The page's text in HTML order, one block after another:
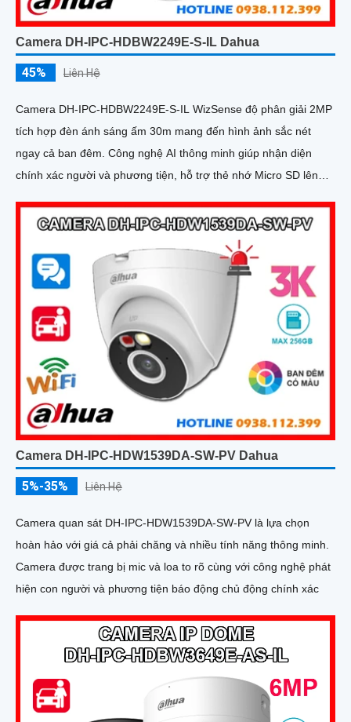
Camera DH-IPC-HDBW2249E-S-IL Dahua
45% Liên Hệ
Camera DH-IPC-HDBW2249E-S-IL WizSense độ phân giải 2MP
tích hợp đèn ánh sáng ấm 30m mang đến hình ảnh sắc nét
ngay cả ban đêm. Công nghệ AI thông minh giúp nhận diện
chính xác người và phương tiện, hỗ trợ thẻ nhớ Micro SD lên
Camera DH-IPC-HDW1539DA-SW-PV Dahua
5%-35% Liên Hệ
Camera quan sát DH-IPC-HDW1539DA-SW-PV là lựa chọn
hoàn hảo với giá cả phải chăng và nhiều tính năng thông minh.
Camera được trang bị mic và loa to rõ cùng với công nghệ phát
hiện con người và phương tiện báo động chủ động chính xác